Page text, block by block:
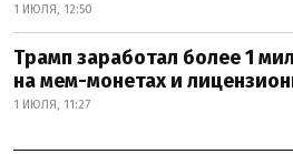
1 ИЮЛЯ, 12:50
Трамп заработал более 1
на мем-монетах и
1 ИЮЛЯ, 11:27